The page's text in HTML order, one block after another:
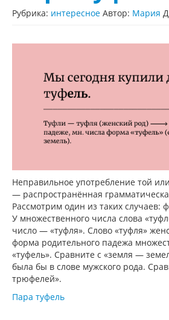
Рубрика: интересное Автор: Мария
Неправильное употребление той
— распространённая
Рассмотрим один из таких случаев:
У множественного числа слова
число — «туфля». Слово «туфля»
форма родительного падежа
«туфель». Сравните с «земля —
была бы в слове мужского рода.
трюфелей».
Пара туфель